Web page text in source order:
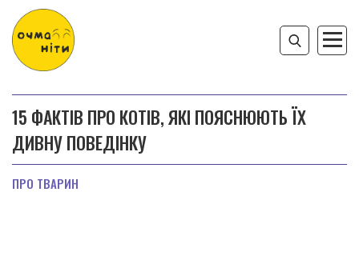
15 ФАКТІВ ПРО КОТІВ, ЯКІ ПОЯСНЮЮТЬ ЇХ
ДИВНУ ПОВЕДІНКУ
ПРО ТВАРИН